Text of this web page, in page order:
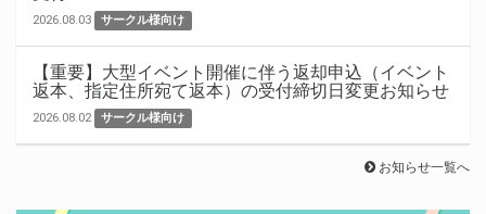
2026.08.03 サークル様向け
【重要】大型イベント開催に伴う返却申込（イベント
返本、指定住所宛て返本）の受付締切日変更お知らせ
2026.08.02 サークル様向け
お知らせ一覧へ